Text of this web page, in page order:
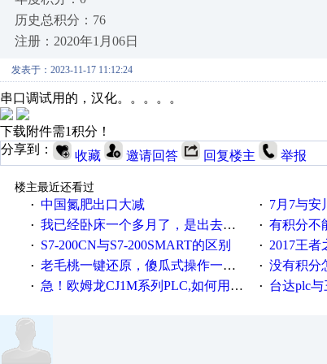
历史总积分：76
注册：2020年1月06日
发表于：2023-11-17 11:12:24
串口调试用的，汉化。。。。。
下载附件需1积分！
分享到：
收藏 邀请回答 回复楼主 举报
楼主最近还看过
· 中国氮肥出口大减 · 7月7与安
· 我已经卧床一个多月了，是出去安装机械手在高速遭遇车祸所致:大家工作都要特别注意啊 · 有积分不
· S7-200CN与S7-200SMART的区别 · 2017王者之狮“
· 老毛桃一键还原，傻瓜式操作一键轻松备份还原；程序为向导式安装，一键即可实现自动备份或还原系统。 · 没有积分
· 急！欧姆龙CJ1M系列PLC,如何用时间控制变频器。要求时间在组态王中可以自由输入！拜托各位大神了！ · 台达plc